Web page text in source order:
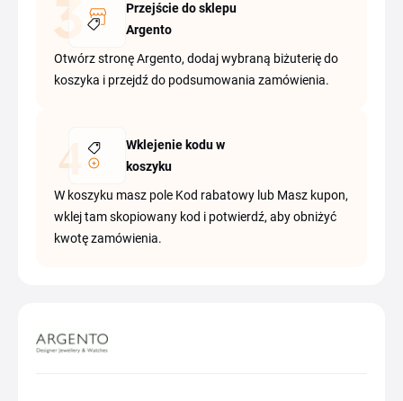
Przejście do sklepu
Argento
Otwórz stronę Argento, dodaj wybraną biżuterię do
koszyka i przejdź do podsumowania zamówienia.
Wklejenie kodu w
koszyku
W koszyku masz pole Kod rabatowy lub Masz kupon,
wklej tam skopiowany kod i potwierdź, aby obniżyć
kwotę zamówienia.